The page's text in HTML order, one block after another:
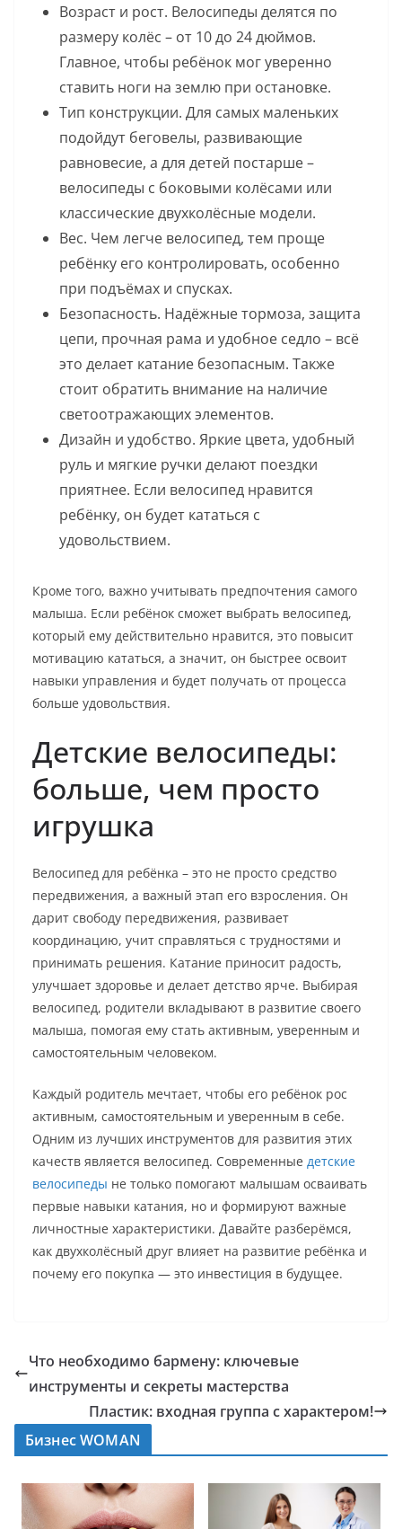
Возраст и рост. Велосипеды делятся по
размеру колёс – от 10 до 24 дюймов.
Главное, чтобы ребёнок мог уверенно
ставить ноги на землю при остановке.
Тип конструкции. Для самых маленьких
подойдут беговелы, развивающие
равновесие, а для детей постарше –
велосипеды с боковыми колёсами или
классические двухколёсные модели.
Вес. Чем легче велосипед, тем проще
ребёнку его контролировать, особенно
при подъёмах и спусках.
Безопасность. Надёжные тормоза, защита
цепи, прочная рама и удобное седло – всё
это делает катание безопасным. Также
стоит обратить внимание на наличие
светоотражающих элементов.
Дизайн и удобство. Яркие цвета, удобный
руль и мягкие ручки делают поездки
приятнее. Если велосипед нравится
ребёнку, он будет кататься с
удовольствием.
Кроме того, важно учитывать предпочтения самого
малыша. Если ребёнок сможет выбрать велосипед,
который ему действительно нравится, это повысит
мотивацию кататься, а значит, он быстрее освоит
навыки управления и будет получать от процесса
больше удовольствия.
Детские велосипеды:
больше, чем просто
игрушка
Велосипед для ребёнка – это не просто средство
передвижения, а важный этап его взросления. Он
дарит свободу передвижения, развивает
координацию, учит справляться с трудностями и
принимать решения. Катание приносит радость,
улучшает здоровье и делает детство ярче. Выбирая
велосипед, родители вкладывают в развитие своего
малыша, помогая ему стать активным, уверенным и
самостоятельным человеком.
Каждый родитель мечтает, чтобы его ребёнок рос
активным, самостоятельным и уверенным в себе.
Одним из лучших инструментов для развития этих
качеств является велосипед. Современные детские
велосипеды не только помогают малышам осваивать
первые навыки катания, но и формируют важные
личностные характеристики. Давайте разберёмся,
как двухколёсный друг влияет на развитие ребёнка и
почему его покупка — это инвестиция в будущее.
Что необходимо бармену: ключевые
инструменты и секреты мастерства
Пластик: входная группа с характером!
Бизнес WOMAN